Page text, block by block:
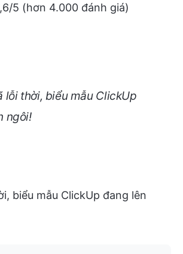
5 (hơn 4.000 đánh giá)
lỗi thời, biểu mẫu ClickUp
ngôi!
biểu mẫu ClickUp đang lên